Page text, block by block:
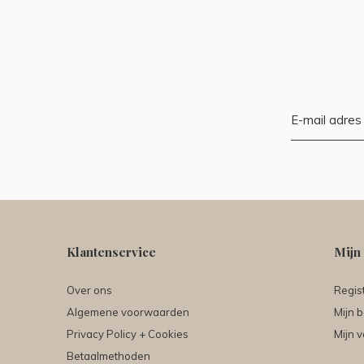
Klantenservice
Over ons
Algemene voorwaarden
Privacy Policy + Cookies
Betaalmethoden
Mijn
Mijn
Mijn